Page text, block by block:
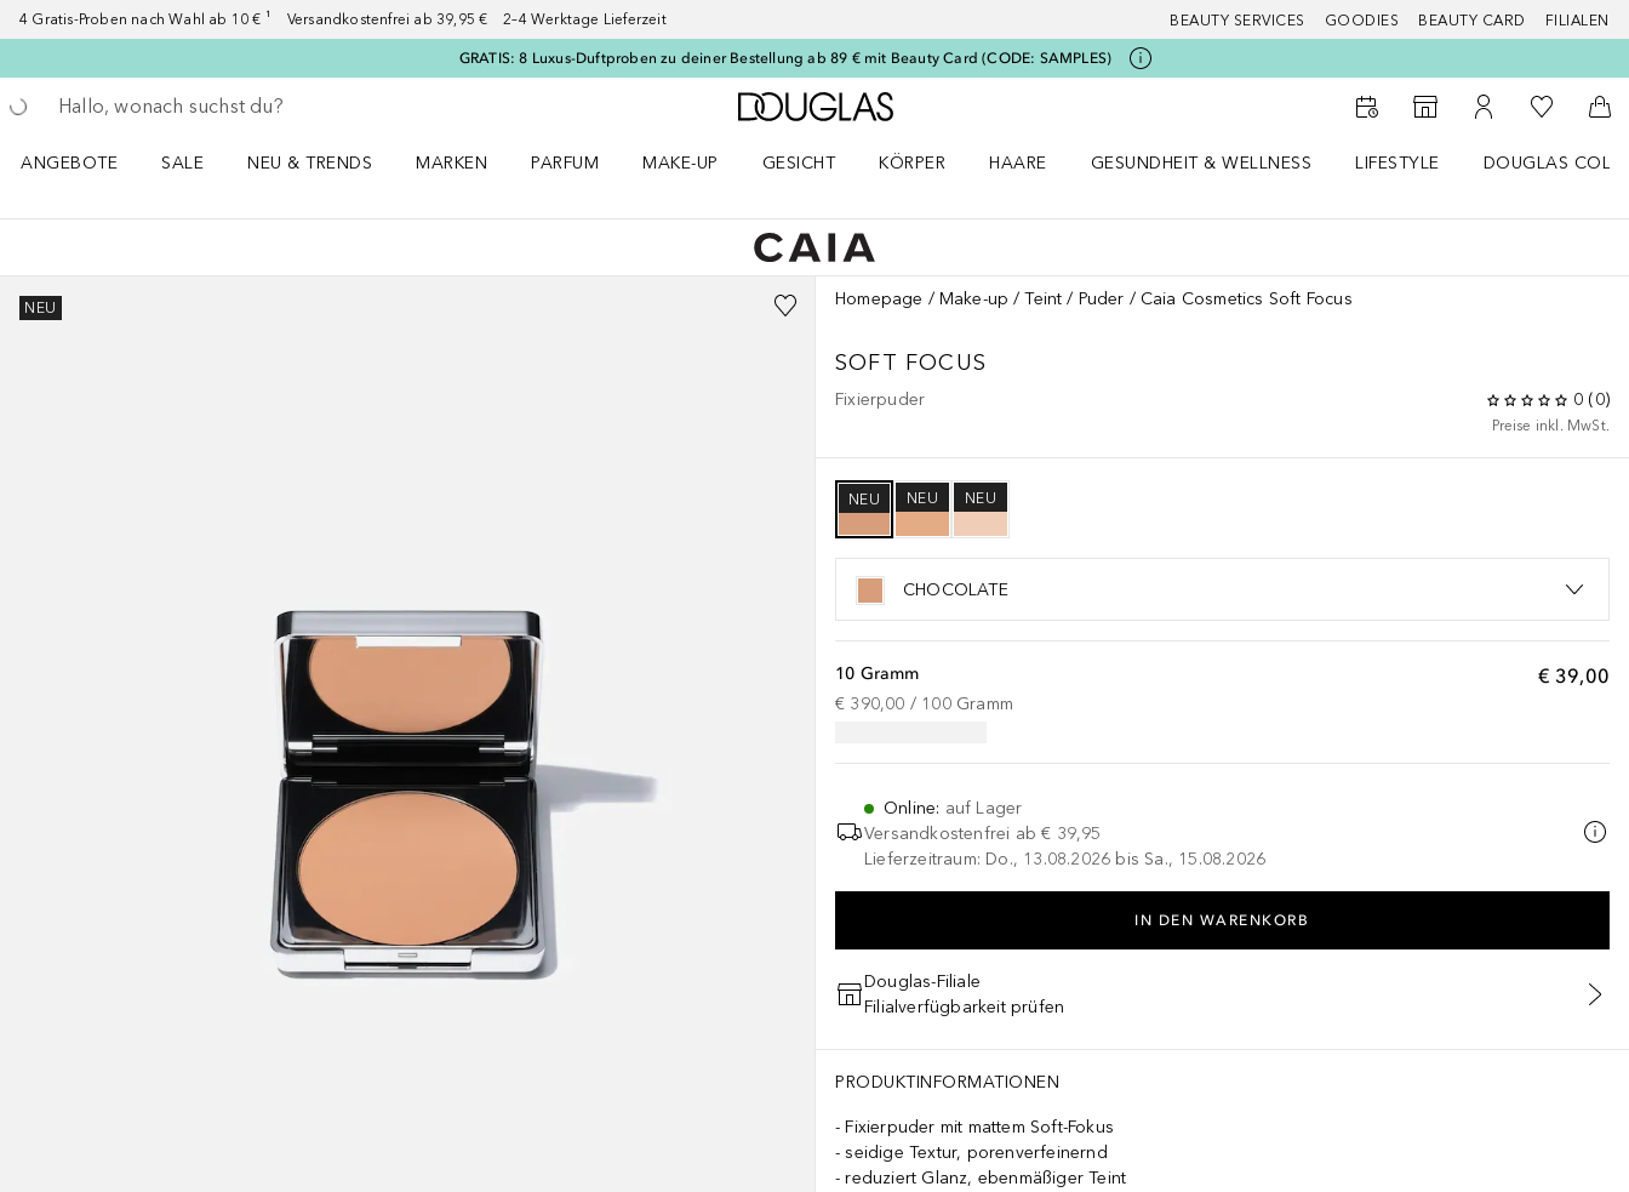
4 Gratis-Proben nach Wahl ab 10 € ¹ Versandkostenfrei ab 39,95 € 2–4 Werktage Lieferzeit BEAUTY SERVICES GOODIES BEAUTY CARD FILIALEN
GRATIS: 8 Luxus-Duftproben zu deiner Bestellung ab 89 € mit Beauty Card (CODE: SAMPLES)
Gehe zurück
Suche ausführen
Zur Douglas Startseite
Zum Storefinder
Zu Meinem
Zu Meiner
ANGEBOTE
SALE
NEU & TRENDS
MARKEN
PARFUM
MAKE-UP
GESICHT
KÖRPER
HAARE
GESUNDHEIT & WELLNESS
LIFESTYLE
DOUGLAS
NEU Homepage Make-up Teint Puder Caia Cosmetics Soft Focus
SOFT FOCUS
Fixierpuder 0 (0)
Preise inkl. MwSt.
NEU NEU NEU
CHOCOLATE
€ 39,00
10 Gramm
€ 390,00 / 100 Gramm
Online: auf Lager
Versandkostenfrei ab € 39,95
Lieferzeitraum: Do., 13.08.2026 bis Sa., 15.08.2026
IN DEN WARENKORB
Douglas-Filiale
Filialverfügbarkeit prüfen
PRODUKTINFORMATIONEN
Fixierpuder mit mattem Soft-Fokus
seidige Textur, porenverfeinernd
reduziert Glanz, ebenmäßiger Teint